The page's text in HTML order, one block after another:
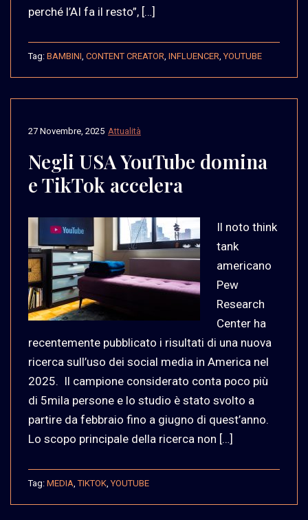
perché l’AI fa il resto”, […]
Tag: BAMBINI CONTENT CREATOR INFLUENCER ,YOUTUBE
Attualità
27 Novembre, 2025
Negli USA YouTube domina
e TikTok accelera
Il noto think
tank
americano
Pew
Research
Center ha
recentemente pubblicato i risultati di una nuova
ricerca sull’uso dei social media in America nel
2025. Il campione considerato conta poco più
di 5mila persone e lo studio è stato svolto a
partire da febbraio fino a giugno di quest’anno.
Lo scopo principale della ricerca non […]
Tag: MEDIA ,TIKTOK ,YOUTUBE